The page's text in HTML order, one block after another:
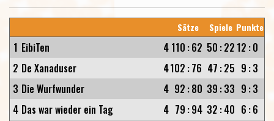
Sätze Spiele Punkte
1 EibiTen 4 110 :62 50 :22 12 :0
2 De Xanaduser 4102 :76 47 :25 9 :3
3 Die Wurfwunder 4 92 :80 39 :33 9 :3
4 Das war wieder ein Tag 4 79 :94 32 :40 6 :6